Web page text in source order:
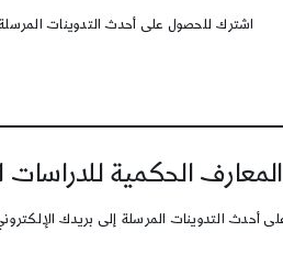
اشترك للحصول على أحدث التدوينات
الحكمية للدراسات
أحدث التدوينات المرسلة إلى بريدك